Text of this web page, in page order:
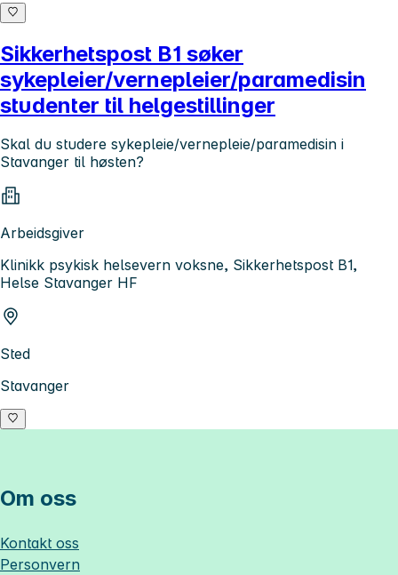
Sikkerhetspost B1 søker
sykepleier/vernepleier/paramedisin
studenter til helgestillinger
Skal du studere sykepleie/vernepleie/paramedisin i
Stavanger til høsten?
Arbeidsgiver
Klinikk psykisk helsevern voksne, Sikkerhetspost B1,
Helse Stavanger HF
Sted
Stavanger
Om oss
Kontakt oss
Personvern